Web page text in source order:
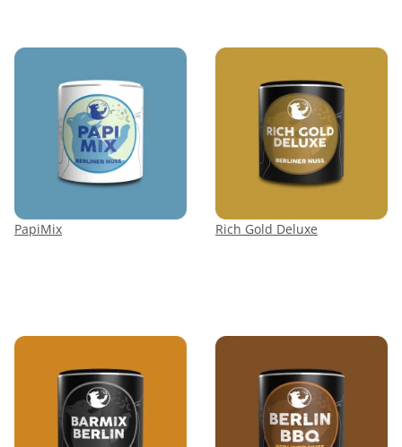
PapiMix Rich Gold Deluxe